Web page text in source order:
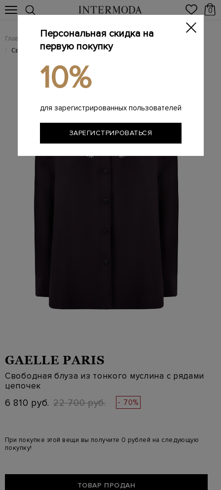
0
Главная Женщинам / Женская одежда / Женские блузы
/ Свободная блуза из тонкого муслина с рядами цепочек
GAELLE PARIS
Свободная блуза из тонкого муслина с рядами
цепочек
6 810 руб. 22 700 руб. - 70%
При покупке этой вещи вы получите 0 рублей на следующую
покупку!
ТОВАР ПРОДАН
Персональная скидка на
первую покупку
10%
для зарегистрированных пользователей
ЗАРЕГИСТРИРОВАТЬСЯ